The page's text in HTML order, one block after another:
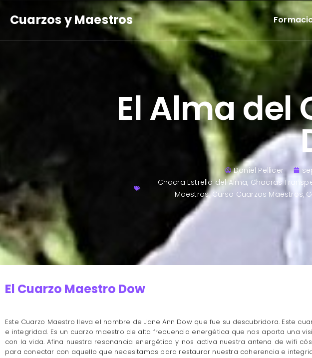
Cuarzos y Maestros
El Alma del
Daniel Pellicer
Chacra Estrella del Alma, Chacras
Maestros,Curso Cuarzos Maestros,
El Cuarzo Maestro Dow
Este Cuarzo Maestro lleva el nombre de Jane Ann Dow que fue su descubridora. Este
e integridad. Es un cuarzo maestro de alta frecuencia energética que nos aporta una
con la vida. Afina nuestra resonancia energética y nos activa nuestra antena de wifi
para conectar con aquello que necesitamos para restaurar nuestra coherencia e